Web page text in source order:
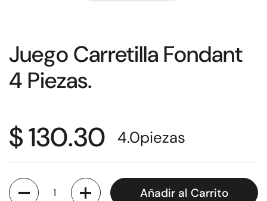
Juego Carretilla Fondant
4 Piezas.
$ 130.30 4.0piezas
Cantidad
Añadir al Carrito